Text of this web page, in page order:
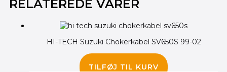
RELATEREDE VARER
HI-TECH Suzuki Chokerkabel SV650S 99-02
TILFØJ TIL KURV